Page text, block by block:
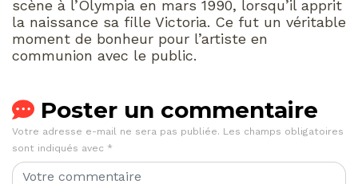
scène à l’Olympia en mars 1990, lorsqu’il apprit
la naissance sa fille Victoria. Ce fut un véritable
moment de bonheur pour l’artiste en
communion avec le public.
Poster un commentaire
Votre adresse e-mail ne sera pas publiée. Les champs obligatoires
sont indiqués avec *